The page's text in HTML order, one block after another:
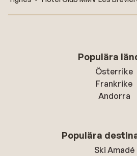
Populära
Österrike
Frankrike
Andorra
Populära
Ski Amadé